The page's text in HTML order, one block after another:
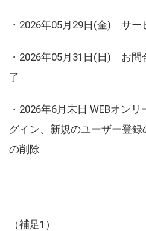
・2026年05月29日(金) サー
・2026年05月31日(日) お問
了
・2026年6月末日 WEBオン
グイン、新規のユーザー登
の削除
（補足1）